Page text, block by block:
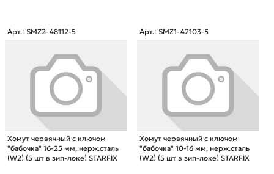
Арт.: SMZ2-48112-5
Хомут червячный с ключом
"бабочка" 16-25 мм, нерж.сталь
(W2) (5 шт в зип-локе) STARFIX
Арт.: SMZ1-42103-5
Хомут червячный с ключом
"бабочка" 10-16 мм, нерж.сталь
(W2) (5 шт в зип-локе) STARFIX